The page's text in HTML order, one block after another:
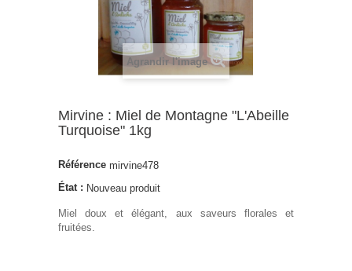
Agrandir l'image
Mirvine : Miel de Montagne "L'Abeille
Turquoise" 1kg
Référence mirvine478
État : Nouveau produit
Miel doux et élégant, aux saveurs florales et
fruitées.